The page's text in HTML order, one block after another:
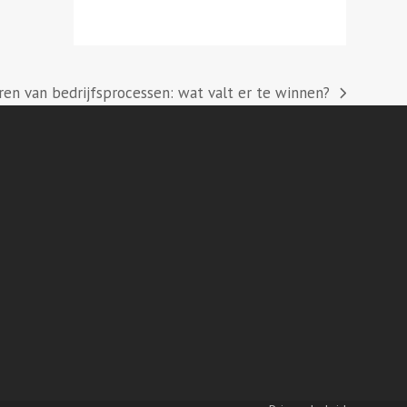
van bedrijfsprocessen: wat valt er te winnen?